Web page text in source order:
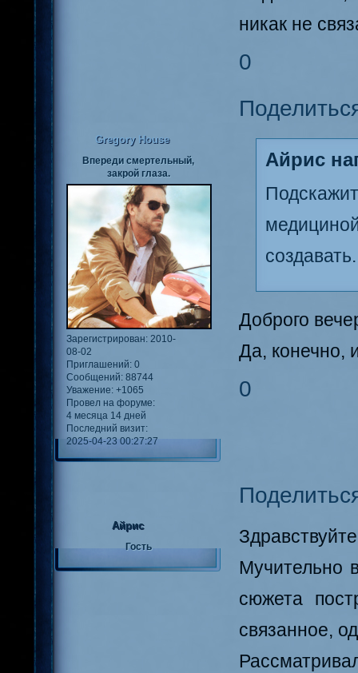
никак не
0
Gregory House
Впереди смертельный,
закрой глаза.
Зарегистрирован: 2010-
08-02
Приглашений: 0
Сообщений: 88744
Уважение: +1065
Провел на форуме:
4 месяца 14 дней
Последний визит:
2025-04-23 00:27:27
Айрис
создавать.
Доброго
Да, конечно,
0
Айрис
Гость
Мучительно
сюжета
связанное,